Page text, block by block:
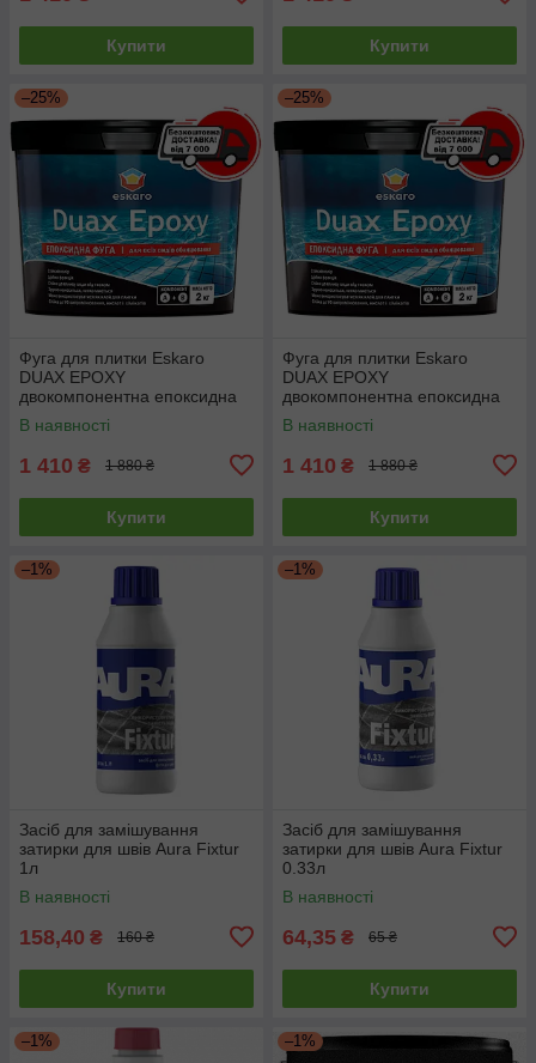
Купити Купити
–25%
Фуга для плитки Eskaro
DUAX EPOXY
двокомпонентна епоксидна
№246 Сріблясто-сірий 2кг
В наявності
1 410 ₴ 1 880 ₴
Купити
–25%
Фуга для плитки Eskaro
DUAX EPOXY
двокомпонентна епоксидна
№248 Графітно-сірий 2кг
В наявності
1 410 ₴ 1 880 ₴
Купити
–1%
Засіб для замішування
затирки для швів Aura Fixtur
1л
В наявності
158,40 ₴ 160 ₴
Купити
–1%
Засіб для замішування
затирки для швів Aura Fixtur
0.33л
В наявності
64,35 ₴ 65 ₴
Купити
–1% –1%